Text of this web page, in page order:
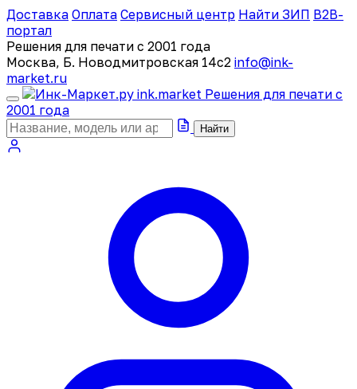
Доставка Оплата Сервисный центр Найти ЗИП B2B-
портал
Решения для печати с 2001 года
Москва, Б. Новодмитровская 14с2 info@ink-
market.ru
ink.market Решения для печати с
2001 года
Найти